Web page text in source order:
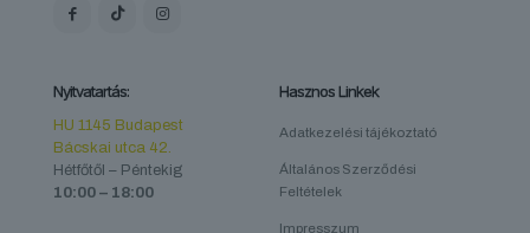
Nyitvatartás:
HU 1145 Budapest
Bácskai utca 42.
Hétfőtől – Péntekig
10:00 – 18:00
Hasznos Linkek
Adatkezelési tájékoztató
Általános Szerződési
Feltételek
Impresszum